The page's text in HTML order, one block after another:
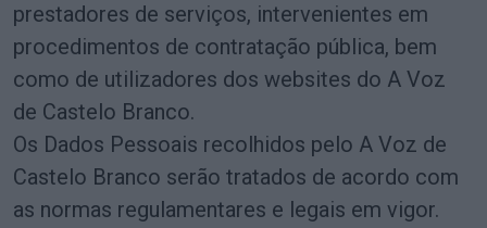
prestadores de serviços, intervenientes em
procedimentos de contratação pública, bem
como de utilizadores dos websites do A Voz
de Castelo Branco.
Os Dados Pessoais recolhidos pelo A Voz de
Castelo Branco serão tratados de acordo com
as normas regulamentares e legais em vigor.